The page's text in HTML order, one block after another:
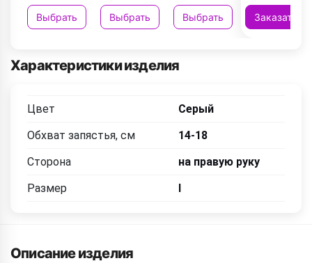
Выбрать Выбрать Выбрать Заказать
Характеристики изделия
Цвет
Серый
Обхват запястья, см
14-18
Сторона
на правую руку
Размер
I
Описание изделия